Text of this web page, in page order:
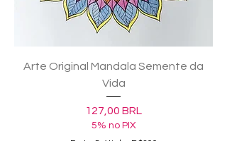
Arte Original Mandala Semente da
Vida
Precio
127,00 BRL
5% no PIX